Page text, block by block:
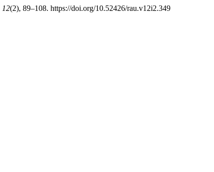
12(2), 89–108. https://doi.org/10.52426/rau.v12i2.349